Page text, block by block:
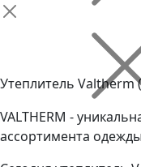
Утеплитель Valtherm
VALTHERM -
ассортимента